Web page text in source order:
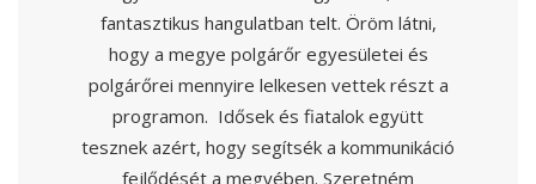
fantasztikus hangulatban telt. Öröm látni,
hogy a megye polgárőr egyesületei és
polgárőrei mennyire lelkesen vettek részt a
programon. Idősek és fiatalok együtt
tesznek azért, hogy segítsék a kommunikáció
fejlődését a megyében. Szeretném